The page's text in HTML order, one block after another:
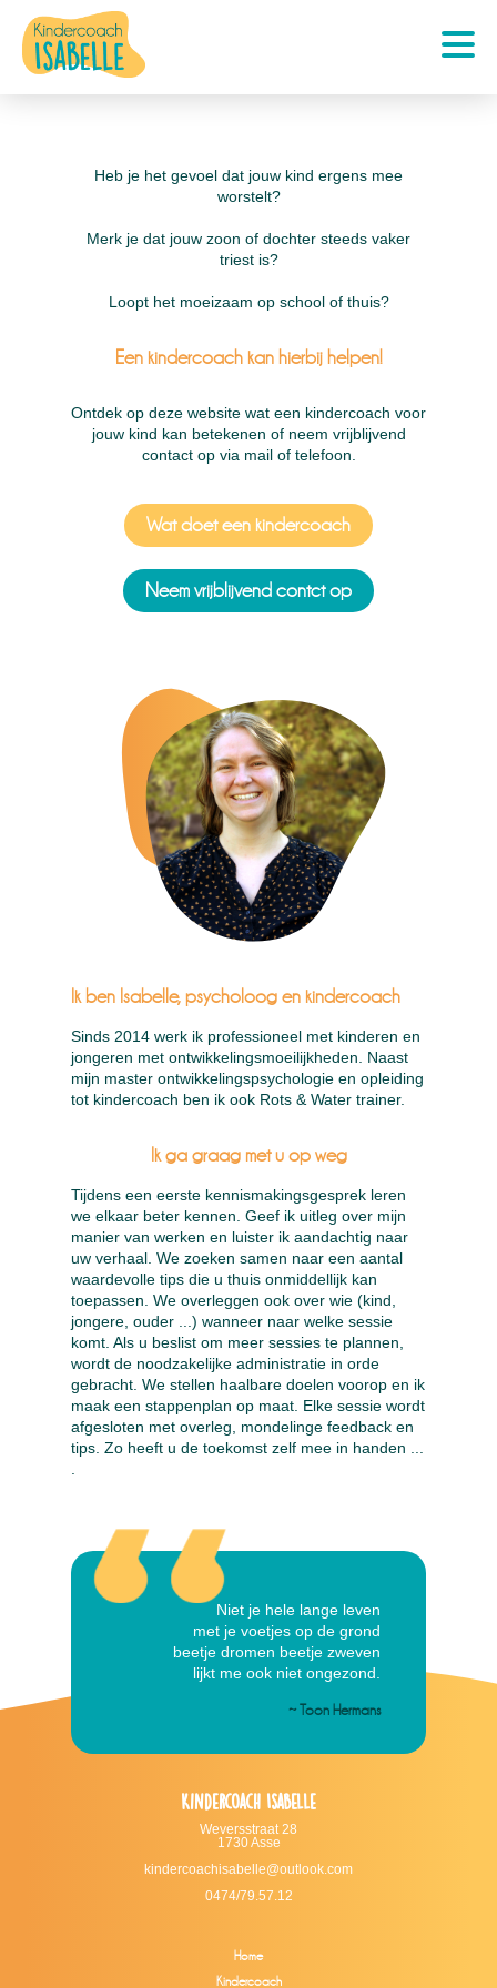
Heb je het gevoel dat jouw kind ergens mee
worstelt?
Merk je dat jouw zoon of dochter steeds vaker
triest is?
Loopt het moeizaam op school of thuis?
Een kindercoach kan hierbij helpen!
Ontdek op deze website wat een kindercoach voor
jouw kind kan betekenen of neem vrijblijvend
contact op via mail of telefoon.
Wat doet een kindercoach
Neem vrijblijvend contct op
Ik ben Isabelle, psycholoog en kindercoach
Sinds 2014 werk ik professioneel met kinderen en
jongeren met ontwikkelingsmoeilijkheden. Naast
mijn master ontwikkelingspsychologie en opleiding
tot kindercoach ben ik ook Rots & Water trainer.
Ik ga graag met u op weg
Tijdens een eerste kennismakingsgesprek leren
we elkaar beter kennen. Geef ik uitleg over mijn
manier van werken en luister ik aandachtig naar
uw verhaal. We zoeken samen naar een aantal
waardevolle tips die u thuis onmiddellijk kan
toepassen. We overleggen ook over wie (kind,
jongere, ouder ...) wanneer naar welke sessie
komt. Als u beslist om meer sessies te plannen,
wordt de noodzakelijke administratie in orde
gebracht. We stellen haalbare doelen voorop en ik
maak een stappenplan op maat. Elke sessie wordt
afgesloten met overleg, mondelinge feedback en
tips. Zo heeft u de toekomst zelf mee in handen ...
.
Niet je hele lange leven
met je voetjes op de grond
beetje dromen beetje zweven
lijkt me ook niet ongezond.
~ Toon Hermans
Home
Kindercoach
Kindercoach Isabelle
Weversstraat 28
1730 Asse
kindercoachisabelle@outlook.com
0474/79.57.12